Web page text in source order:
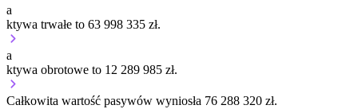
a
ktywa trwałe to 63 998 335 zł.
a
ktywa obrotowe to 12 289 985 zł.
Całkowita wartość pasywów wyniosła 76 288 320 zł.